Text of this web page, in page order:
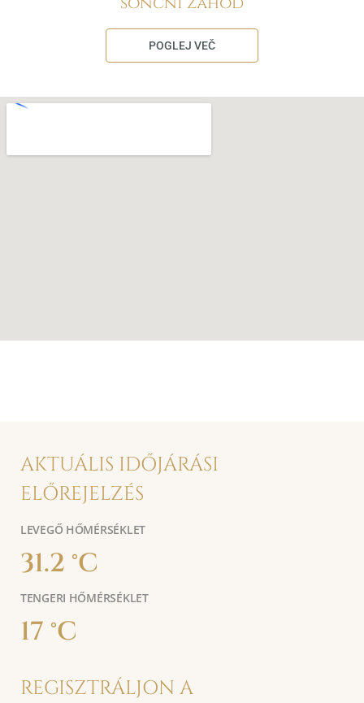
POGLEJ VEČ
AKTUÁLIS IDŐJÁRÁSI
ELŐREJELZÉS
LEVEGŐ HŐMÉRSÉKLET
31.2 °C
TENGERI HŐMÉRSÉKLET
17 °C
REGISZTRÁLJON A